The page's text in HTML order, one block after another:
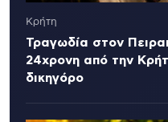
Κρήτη
Τραγωδία στον
24χρονη από την
δικηγόρο